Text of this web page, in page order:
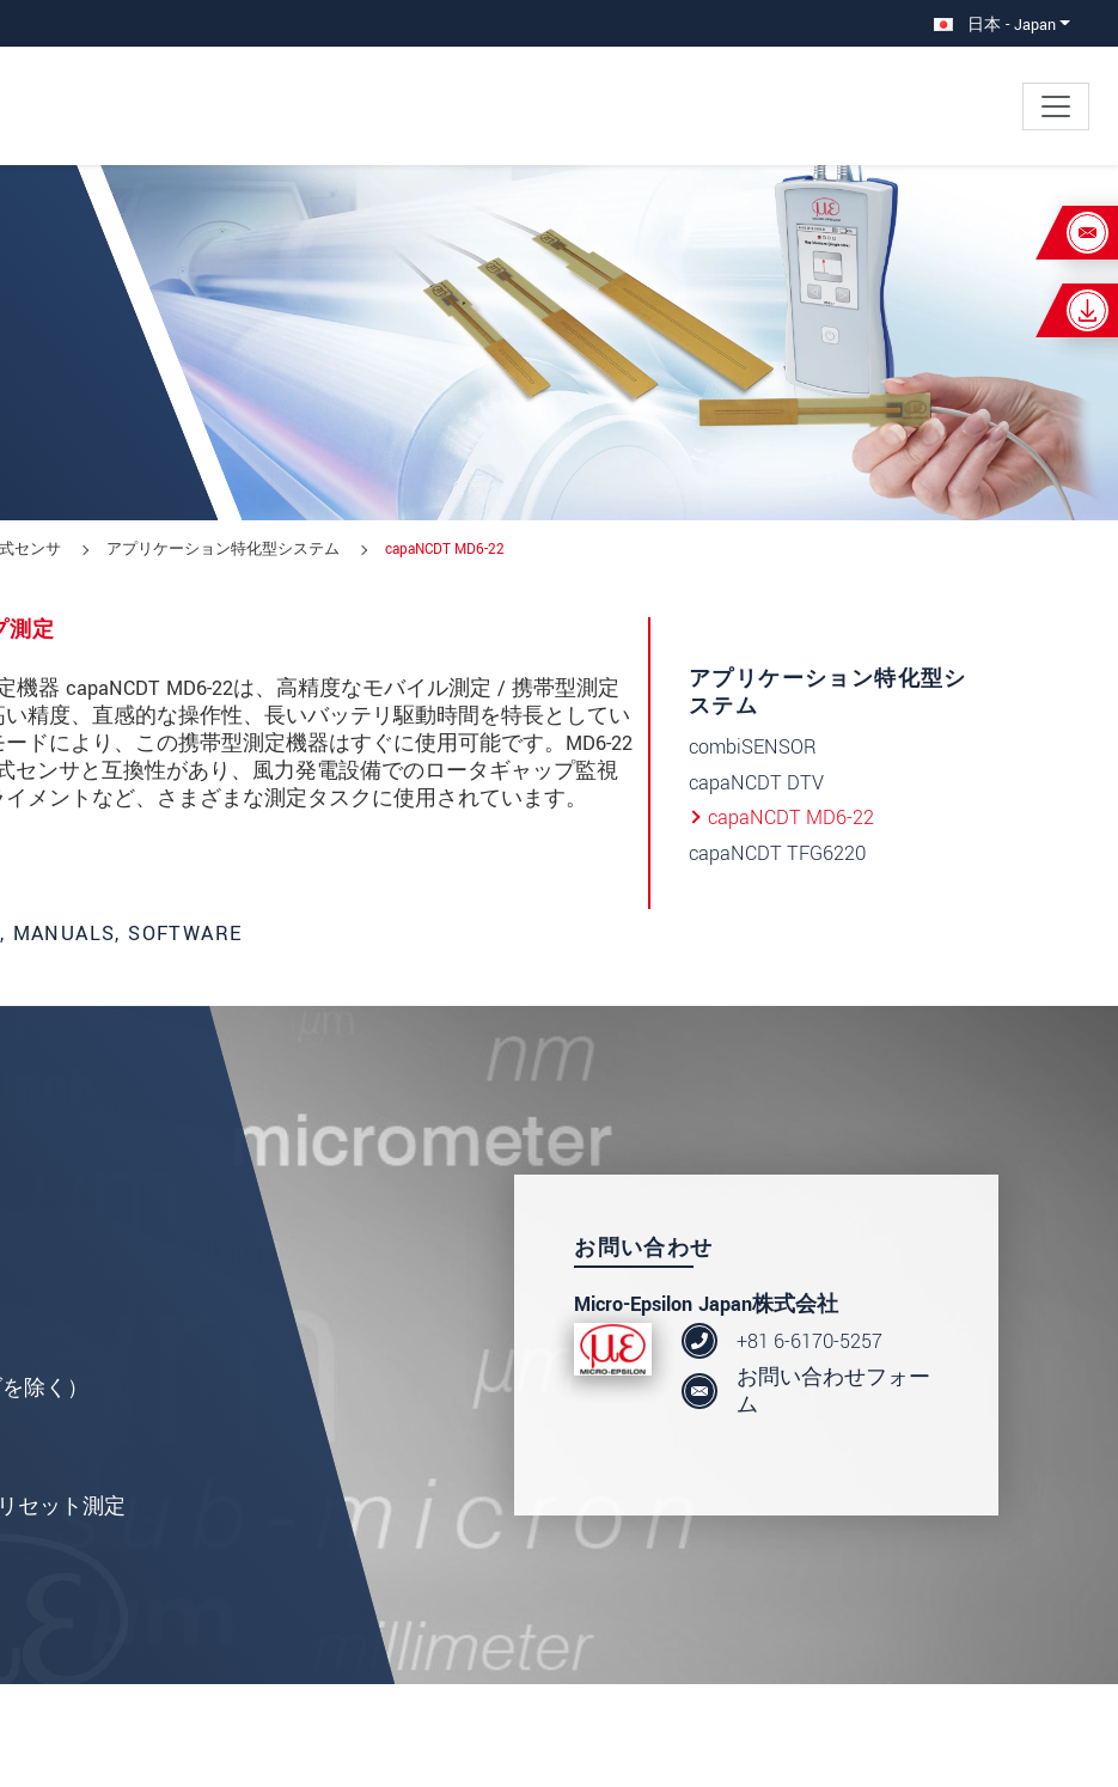
日本 - Japan
センサ アプリケーション特化型システム capaNCDT MD6-22
測定
器 capaNCDT MD6-22は、高精度なモバイル測定 / 携帯型測定
精度、直感的な操作性、長いバッテリ駆動時間を特長としてい
ドにより、この携帯型測定機器はすぐに使用可能です。MD6-22
センサと互換性があり、風力発電設備でのロータギャップ監視
メントなど、さまざまな測定タスクに使用されています。
MANUALS, SOFTWARE
アプリケーション特化型シ
ステム
combiSENSOR
capaNCDT DTV
capaNCDT MD6-22
capaNCDT TFG6220
除く）
セット測定
お問い合わせ
Micro-Epsilon Japan株式会社
+81 6-6170-5257
お問い合わせフォー
ム
MD6-22
個人情報に関するプライバシーステートメントをお読みください。